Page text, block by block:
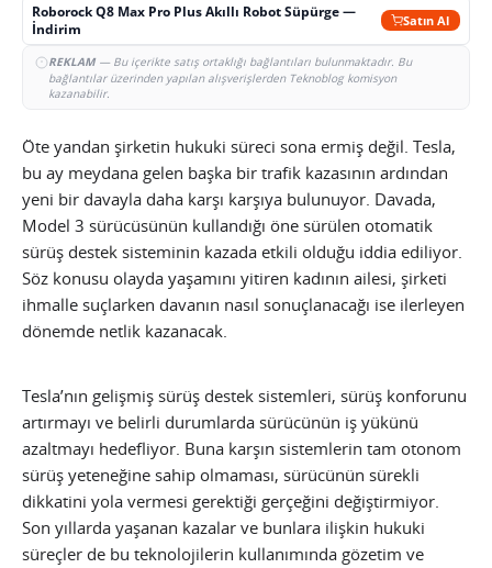
Roborock Q8 Max Pro Plus Akıllı Robot Süpürge —
İndirim
Satın Al
REKLAM— Bu içerikte satış ortaklığı bağlantıları bulunmaktadır. Bu
bağlantılar üzerinden yapılan alışverişlerden Teknoblog komisyon
kazanabilir.
Öte yandan şirketin hukuki süreci sona ermiş değil. Tesla,
bu ay meydana gelen başka bir trafik kazasının ardından
yeni bir davayla daha karşı karşıya bulunuyor. Davada,
Model 3 sürücüsünün kullandığı öne sürülen otomatik
sürüş destek sisteminin kazada etkili olduğu iddia ediliyor.
Söz konusu olayda yaşamını yitiren kadının ailesi, şirketi
ihmalle suçlarken davanın nasıl sonuçlanacağı ise ilerleyen
dönemde netlik kazanacak.
Tesla’nın gelişmiş sürüş destek sistemleri, sürüş konforunu
artırmayı ve belirli durumlarda sürücünün iş yükünü
azaltmayı hedefliyor. Buna karşın sistemlerin tam otonom
sürüş yeteneğine sahip olmaması, sürücünün sürekli
dikkatini yola vermesi gerektiği gerçeğini değiştirmiyor.
Son yıllarda yaşanan kazalar ve bunlara ilişkin hukuki
süreçler de bu teknolojilerin kullanımında gözetim ve